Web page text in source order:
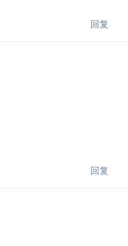
回复
回复